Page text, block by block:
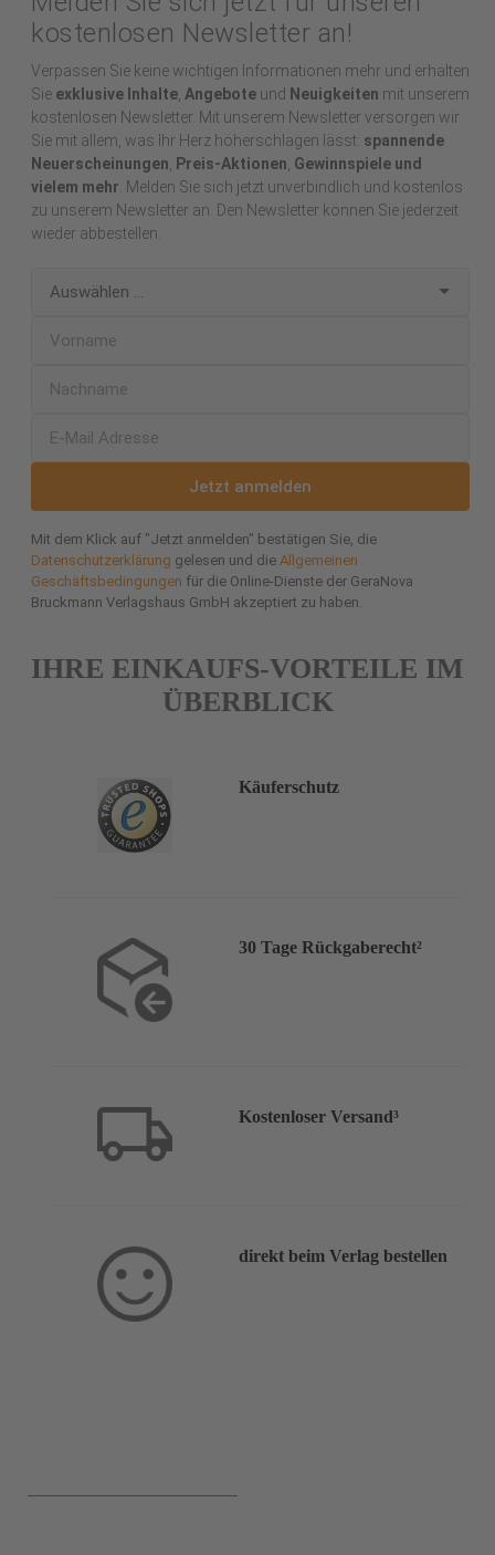
kostenlosen Newsletter an!
Verpassen Sie keine wichtigen Informationen mehr und erhalten
Sie exklusive Inhalte Angebote und Neuigkeiten mit unserem
kostenlosen Newsletter. Mit unserem Newsletter versorgen wir
Sie mit allem, was Ihr Herz höherschlagen lässt: spannende
Neuerscheinungen
Preis-Aktionen Gewinnspiele und
vielem mehr . Melden Sie sich jetzt unverbindlich und kostenlos
zu unserem Newsletter an. Den Newsletter können Sie jederzeit
wieder abbestellen.
Jetzt anmelden
Mit dem Klick auf "Jetzt anmelden" bestätigen Sie, die
Datenschutzerklärung gelesen und die Allgemeinen
Geschäftsbedingungen für die Online-Dienste der GeraNova
Bruckmann Verlagshaus GmbH akzeptiert zu haben.
IHRE EINKAUFS-VORTEILE IM
ÜBERBLICK
Käuferschutz
30 Tage Rückgaberecht²
Kostenloser Versand³
direkt beim Verlag bestellen